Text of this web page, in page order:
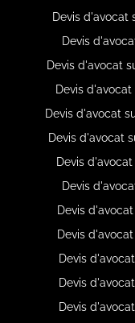
Devis d'avocat
Devis
Devis d'avocat
Devis
Devis d'avocat
Devis d'avocat
Devis
Devis
Devis
Devis
Devis
Devis
Devis